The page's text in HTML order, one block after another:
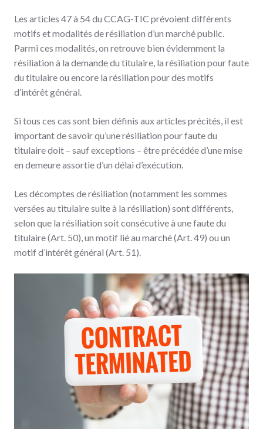
Les articles 47 à 54 du CCAG-TIC prévoient différents
motifs et modalités de résiliation d’un marché public.
Parmi ces modalités, on retrouve bien évidemment la
résiliation à la demande du titulaire, la résiliation pour faute
du titulaire ou encore la résiliation pour des motifs
d’intérêt général.
Si tous ces cas sont bien définis aux articles précités, il est
important de savoir qu’une résiliation pour faute du
titulaire doit – sauf exceptions – être précédée d’une mise
en demeure assortie d’un délai d’exécution.
Les décomptes de résiliation (notamment les sommes
versées au titulaire suite à la résiliation) sont différents,
selon que la résiliation soit consécutive à une faute du
titulaire (Art. 50), un motif lié au marché (Art. 49) ou un
motif d’intérêt général (Art. 51).